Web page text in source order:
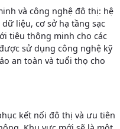
và công nghệ đô thị: hệ
liệu, cơ sở hạ tầng sạc
tiêu thông minh cho các
sử dụng công nghệ kỹ
an toàn và tuổi thọ cho
kết nối đô thị và ưu tiên